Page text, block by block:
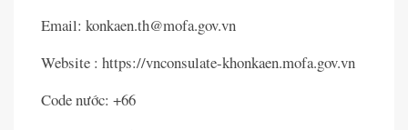
Email: konkaen.th@mofa.gov.vn
Website : https://vnconsulate-khonkaen.mofa.gov.vn
Code nước: +66